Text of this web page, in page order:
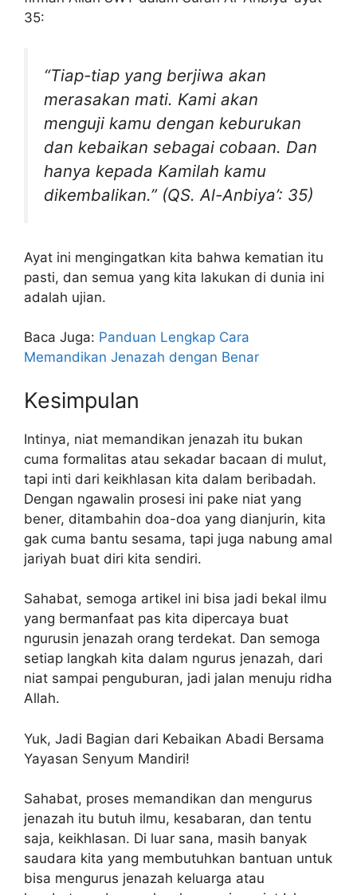
35:
“Tiap-tiap yang berjiwa akan
merasakan mati. Kami akan
menguji kamu dengan keburukan
dan kebaikan sebagai cobaan. Dan
hanya kepada Kamilah kamu
dikembalikan.” (QS. Al-Anbiya’: 35)
Ayat ini mengingatkan kita bahwa kematian itu
pasti, dan semua yang kita lakukan di dunia ini
adalah ujian.
Baca Juga: Panduan Lengkap Cara
Memandikan Jenazah dengan Benar
Kesimpulan
Intinya, niat memandikan jenazah itu bukan
cuma formalitas atau sekadar bacaan di mulut,
tapi inti dari keikhlasan kita dalam beribadah.
Dengan ngawalin prosesi ini pake niat yang
bener, ditambahin doa-doa yang dianjurin, kita
gak cuma bantu sesama, tapi juga nabung amal
jariyah buat diri kita sendiri.
Sahabat, semoga artikel ini bisa jadi bekal ilmu
yang bermanfaat pas kita dipercaya buat
ngurusin jenazah orang terdekat. Dan semoga
setiap langkah kita dalam ngurus jenazah, dari
niat sampai penguburan, jadi jalan menuju ridha
Allah.
Yuk, Jadi Bagian dari Kebaikan Abadi Bersama
Yayasan Senyum Mandiri!
Sahabat, proses memandikan dan mengurus
jenazah itu butuh ilmu, kesabaran, dan tentu
saja, keikhlasan. Di luar sana, masih banyak
saudara kita yang membutuhkan bantuan untuk
bisa mengurus jenazah keluarga atau